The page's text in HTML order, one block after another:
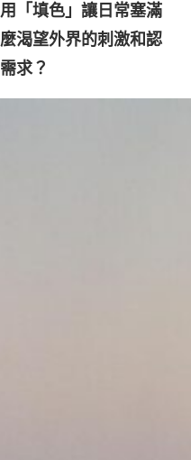
「填色」讓日常塞滿
渴望外界的刺激和認
求？